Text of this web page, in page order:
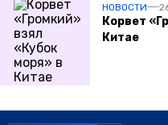
НОВОСТИ
Корвет
Китае